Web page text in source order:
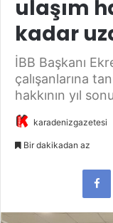
ulaşım
kadar
İBB Başkanı
çalışanlarına
hakkının yıl
karadenizgazetesi
Bir dakikadan az